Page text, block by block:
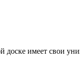
доске имеет свои